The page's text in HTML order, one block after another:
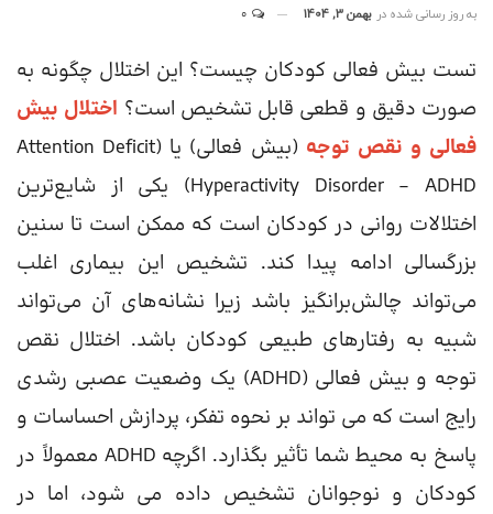
به روز رسانی شده در بهمن 3, 1404
تست بیش فعالی کودکان چیست؟ این اختلال چگونه به
صورت دقیق و قطعی قابل تشخیص است؟ اختلال بیش
فعالی و نقص توجه
(بیش فعالی) یا (Attention Deficit
Hyperactivity Disorder – ADHD) یکی از شایع‌ترین
اختلالات روانی در کودکان است که ممکن است تا سنین
بزرگسالی ادامه پیدا کند. تشخیص این بیماری اغلب
می‌تواند چالش‌برانگیز باشد زیرا نشانه‌های آن می‌تواند
شبیه به رفتارهای طبیعی کودکان باشد. اختلال نقص
توجه و بیش فعالی (ADHD) یک وضعیت عصبی رشدی
رایج است که می تواند بر نحوه تفکر، پردازش احساسات و
پاسخ به محیط شما تأثیر بگذارد. اگرچه ADHD معمولاً در
کودکان و نوجوانان تشخیص داده می شود، اما در